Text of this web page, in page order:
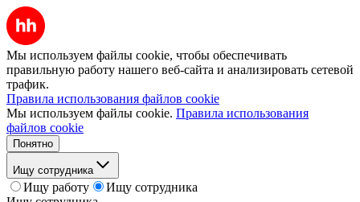
Мы используем файлы cookie, чтобы обеспечивать
правильную работу нашего веб-сайта и анализировать сетевой
трафик.
Правила использования файлов cookie
Мы используем файлы cookie. Правила использования
файлов cookie
Понятно
Ищу сотрудника
Ищу работу
Ищу сотрудника